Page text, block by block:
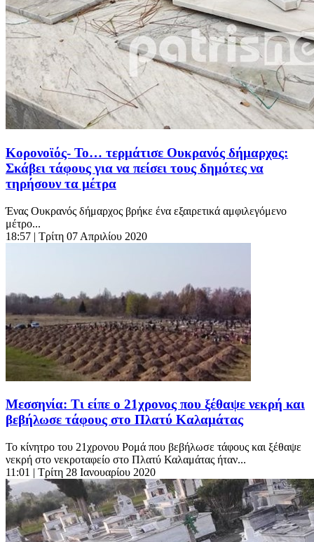
Κορονοϊός- Το… τερμάτισε Ουκρανός δήμαρχος:
Σκάβει τάφους για να πείσει τους δημότες να
τηρήσουν τα μέτρα
Ένας Ουκρανός δήμαρχος βρήκε ένα εξαιρετικά αμφιλεγόμενο
μέτρο...
18:57 | Τρίτη 07 Απριλίου 2020
Μεσσηνία: Τι είπε ο 21χρονος που ξέθαψε νεκρή και
βεβήλωσε τάφους στο Πλατύ Καλαμάτας
Το κίνητρο του 21χρονου Ρομά που βεβήλωσε τάφους και ξέθαψε
νεκρή στο νεκροταφείο στο Πλατύ Καλαμάτας ήταν...
11:01 | Τρίτη 28 Ιανουαρίου 2020